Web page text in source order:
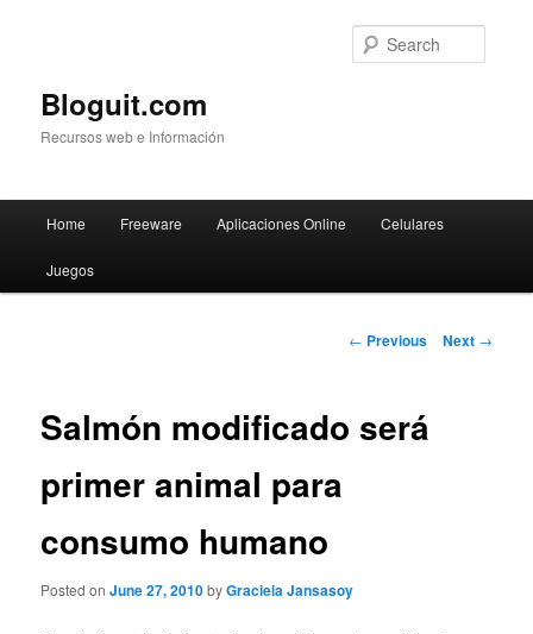
Bloguit.com
Recursos web e Información
Skip
to
Home Freeware Aplicaciones Online Celulares
Juegos
Post
← Previous Next →
Salmón modificado será
primer animal para
consumo humano
Posted onJune 27, 2010byGraciela Jansasoy